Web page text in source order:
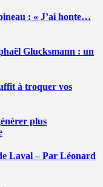
: « J’ai honte…
Glucksmann : un
à troquer vos
plus
Laval – Par Léonard